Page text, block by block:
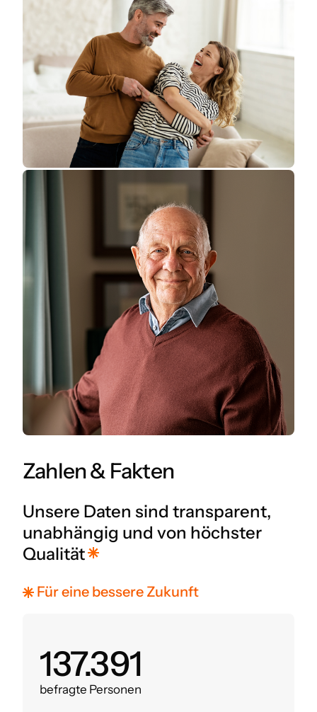
Zahlen & Fakten
Unsere Daten sind transparent,
unabhängig und von höchster
Qualität
Für eine bessere Zukunft
160.000
befragte Personen